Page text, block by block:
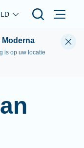
main content
Moderna
is op uw locatie